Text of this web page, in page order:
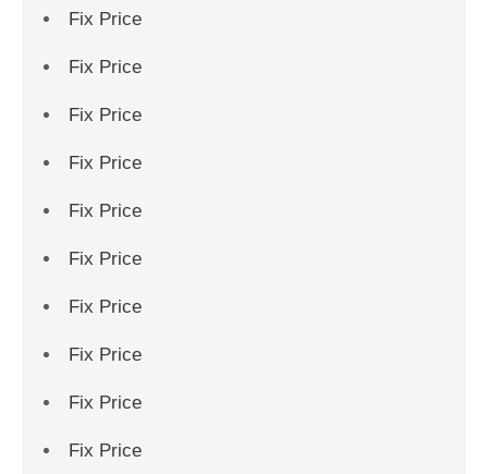
Fix Price
Fix Price
Fix Price
Fix Price
Fix Price
Fix Price
Fix Price
Fix Price
Fix Price
Fix Price